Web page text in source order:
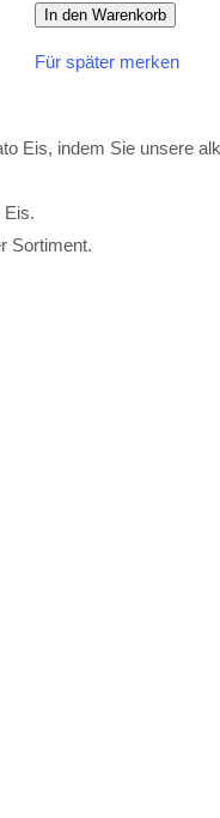
In den Warenkorb
Für später merken
Eis, indem Sie unsere
Eis.
Sortiment.